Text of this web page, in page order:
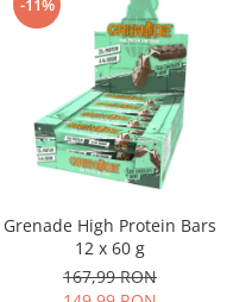
-11%
Grenade High Protein Bars
12 x 60 g
167,99 RON